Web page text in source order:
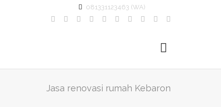
081331123463 (WA)
Jasa renovasi rumah Kebaron